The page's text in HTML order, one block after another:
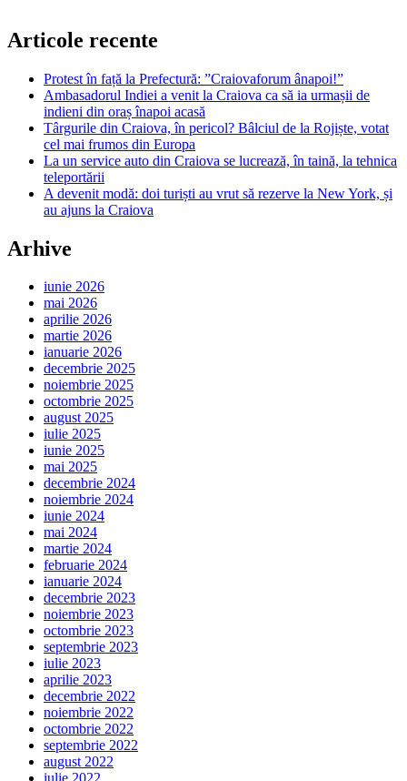
Articole recente
Protest în față la Prefectură: ”Craiovaforum ânapoi!”
Ambasadorul Indiei a venit la Craiova ca să ia urmașii de
indieni din oraș înapoi acasă
Târgurile din Craiova, în pericol? Bâlciul de la Rojiște, votat
cel mai frumos din Europa
La un service auto din Craiova se lucrează, în taină, la tehnica
teleportării
A devenit modă: doi turiști au vrut să rezerve la New York, și
au ajuns la Craiova
Arhive
iunie 2026
mai 2026
aprilie 2026
martie 2026
ianuarie 2026
decembrie 2025
noiembrie 2025
octombrie 2025
august 2025
iulie 2025
iunie 2025
mai 2025
decembrie 2024
noiembrie 2024
iunie 2024
mai 2024
martie 2024
februarie 2024
ianuarie 2024
decembrie 2023
noiembrie 2023
octombrie 2023
septembrie 2023
iulie 2023
aprilie 2023
decembrie 2022
noiembrie 2022
octombrie 2022
septembrie 2022
august 2022